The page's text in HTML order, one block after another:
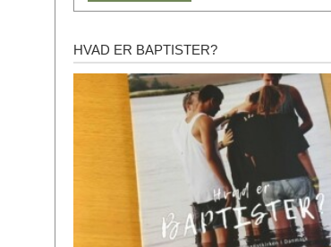
Hvad
er
baptister?
HVAD ER BAPTISTER?